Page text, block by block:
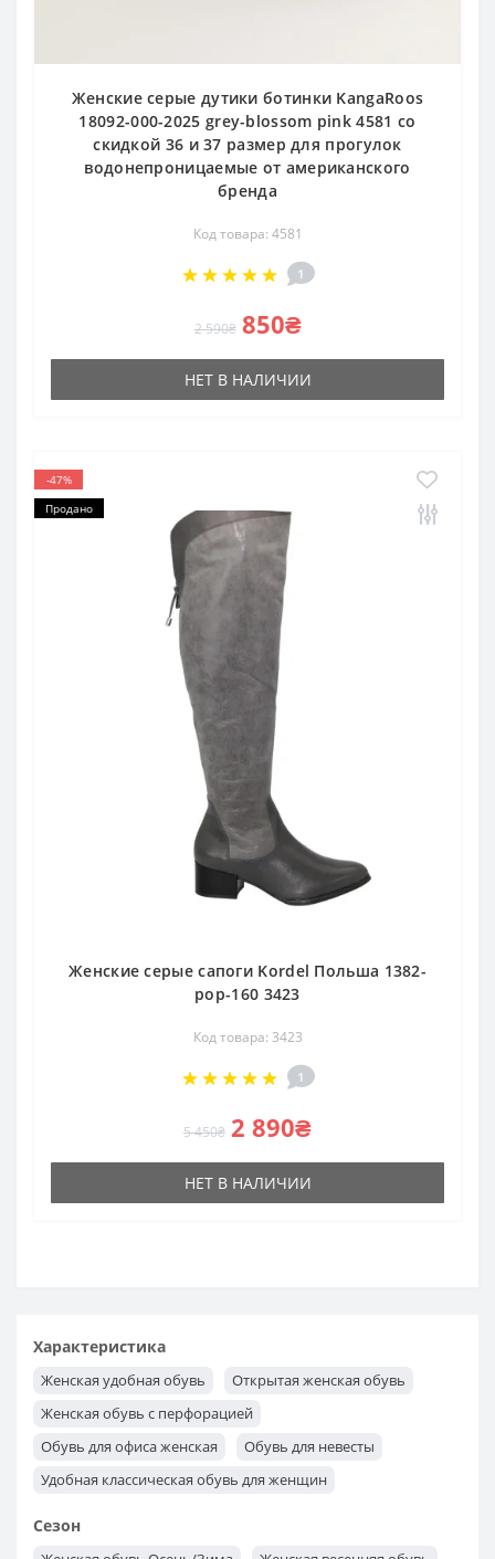
Женские серые дутики ботинки KangaRoos
18092-000-2025 grey-blossom pink 4581 со
скидкой 36 и 37 размер для прогулок
водонепроницаемые от американского
бренда
Код товара: 4581
1
2 590₴ 850₴
НЕТ В НАЛИЧИИ
-47%
Продано
Женские серые сапоги Kordel Польша 1382-
pop-160 3423
Код товара: 3423
1
5 450₴ 2 890₴
НЕТ В НАЛИЧИИ
Характеристика
Женская удобная обувь
Открытая женская обувь
Женская обувь с перфорацией
Обувь для офиса женская
Обувь для невесты
Удобная классическая обувь для женщин
Сезон